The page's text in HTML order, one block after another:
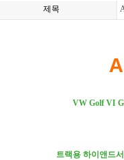
제목
VW Golf VI
트랙용 하이앤드